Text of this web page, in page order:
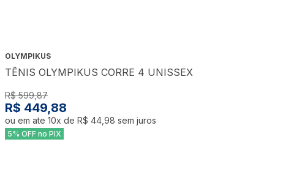
OLYMPIKUS
TÊNIS OLYMPIKUS CORRE 4 UNISSEX
R$ 599,87
R$ 449,88
ou em ate 10x de R$ 44,98 sem juros
5% OFF no PIX